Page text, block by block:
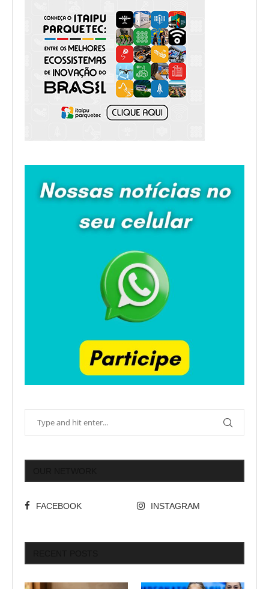
FACEBOOK INSTAGRAM